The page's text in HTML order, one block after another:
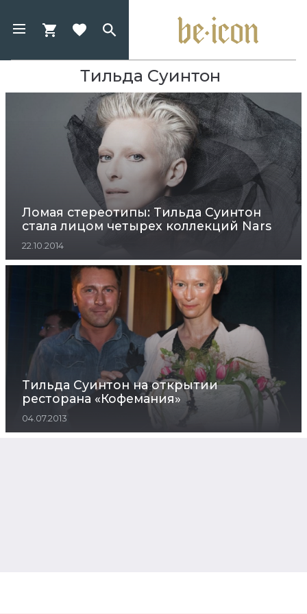
Тильда Суинтон
Ломая стереотипы: Тильда Суинтон
стала лицом четырех коллекций Nars
22.10.2014
Тильда Суинтон на открытии
ресторана «Кофемания»
04.07.2013